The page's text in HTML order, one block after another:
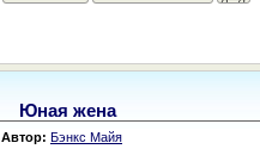
Юная жена
Автор: Бэнкс Майя